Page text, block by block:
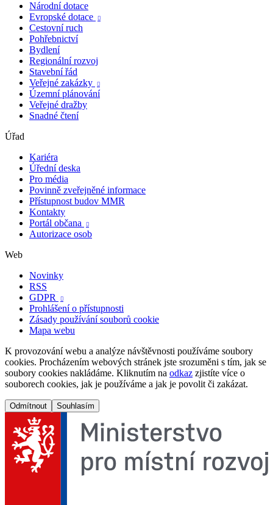
Národní dotace
Evropské dotace

Cestovní ruch
Pohřebnictví
Bydlení
Regionální rozvoj
Stavební řád
Veřejné zakázky

Územní plánování
Veřejné dražby
Snadné čtení
Úřad
Kariéra
Úřední deska
Pro média
Povinně zveřejněné informace
Přístupnost budov MMR
Kontakty
Portál občana

Autorizace osob
Web
Novinky
RSS
GDPR

Prohlášení o přístupnosti
Zásady používání souborů cookie
Mapa webu
K provozování webu a analýze návštěvnosti používáme soubory
cookies. Procházením webových stránek jste srozuměni s tím, jak se
soubory cookies nakládáme. Kliknutím na odkaz zjistíte více o
souborech cookies, jak je používáme a jak je povolit či zakázat.
Odmítnout Souhlasím